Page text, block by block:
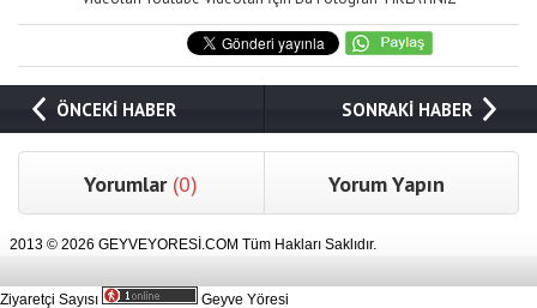
ÖNCEKİ HABER SONRAKİ HABER
Yorumlar (0) Yorum Yapın
2013 © 2026 GEYVEYORESİ.COM Tüm Hakları Saklıdır.
Ziyaretçi Sayısı Geyve Yöresi